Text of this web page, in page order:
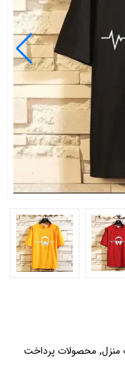
, محصولات پرداخت